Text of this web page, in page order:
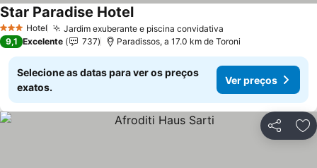
3 EstrelasHotel Jardim exuberante e piscina convidativa
Star Paradise Hotel
9,1 Excelente 737 Paradissos, a 17.0 km de Toroni
Selecione as datas para ver os preços
exatos.
Ver preços
Partilhar